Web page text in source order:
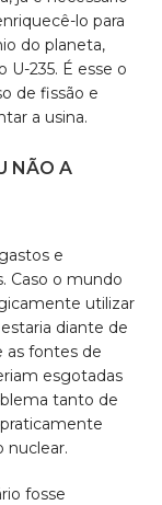
lo para
do planeta,
235. É esse o
de fissão e
a usina.
NÃO A
e
Caso o mundo
utilizar
diante de
as fontes de
esgotadas
tanto de
nuclear.
fosse